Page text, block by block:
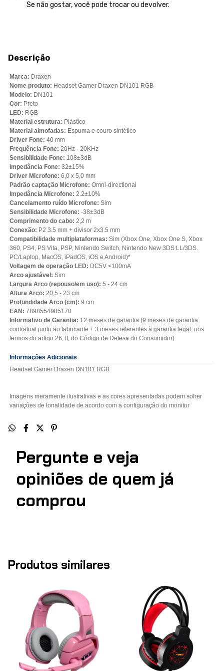
Se não gostar, você pode trocar ou devolver.
Descrição
Marca: Draxen
Nome produto: Headset Gamer Draxen DN101 RGB
Modelo: DN101
Cor: Preto
LED: RGB
Material estrutura: Plástico
Material almofadas: Espuma e couro sintético
Driver Fone: 40 mm
Frequência Fone: 20Hz - 20KHz
Sensibilidade Fone: 108±3dB
Impedância Fone: 32±15%
Driver Microfone: 6,0 x 5,0 mm
Padrão captação Microfone: Omni-directional
Impedância Microfone: 2.2±10%
Cancelamento ruído Microfone: Sim
Sensibilidade Microfone: -38±3dB
Comprimento do cabo: 2,2 m
Conexão: P2 3.5 mm + divisor 2x3.5 mm
Compatibilidade multiplataformas: Sim (Xbox One, Xbox One S, Xbox
360, PS4, PS Vita, PSP, Nintendo Switch, Nintendo New 3DS LL/3DS.
PC/Laptop, MacOS, iPadOS, iOS e Android)*
Voltagem de operação LED: DC5V <100mA
Arco ajustável: Sim
Largura Arco (repouso/em uso): 5 - 24 cm
Altura Arco: 20,5 - 23 cm
Profundidade Arco (cm): 9 cm
EAN: 7898554985170
Informativo de Garantia: 12 meses de garantia (9 meses de garantia
contratual junto ao fabricante + 3 meses referentes à garantia legal, nos
termos do artigo 26, II, do Código de Defesa do Consumidor)
Informações Adicionais
Headset Gamer Draxen DN101 RGB
Imagens meramente ilustrativas e as cores apresentadas podem sofrer
variações de tonalidade de acordo com a configuração do monitor
Pergunte e veja
opiniões de quem j
comprou
Produtos similares